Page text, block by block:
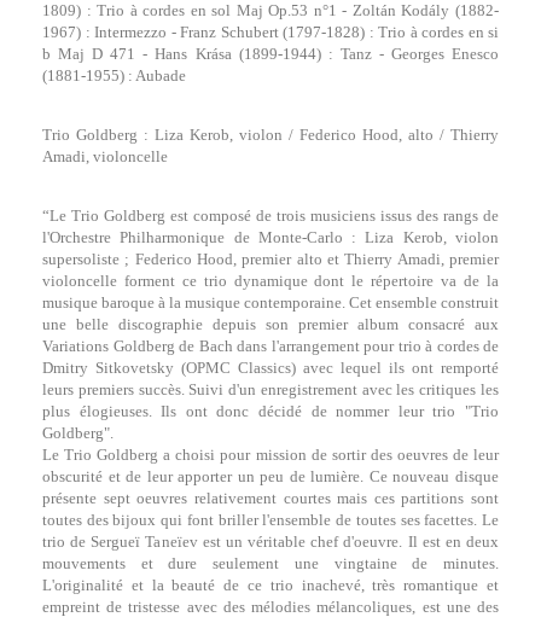
1809) : Trio à cordes en sol Maj Op.53 n°1 - Zoltán Kodály (1882-
1967) : Intermezzo - Franz Schubert (1797-1828) : Trio à cordes en si
b Maj D 471 - Hans Krása (1899-1944) : Tanz - Georges Enesco
(1881-1955) : Aubade
Trio Goldberg : Liza Kerob, violon / Federico Hood, alto / Thierry
Amadi, violoncelle
“Le Trio Goldberg est composé de trois musiciens issus des rangs de
l'Orchestre Philharmonique de Monte-Carlo : Liza Kerob, violon
supersoliste ; Federico Hood, premier alto et Thierry Amadi, premier
violoncelle forment ce trio dynamique dont le répertoire va de la
musique baroque à la musique contemporaine. Cet ensemble construit
une belle discographie depuis son premier album consacré aux
Variations Goldberg de Bach dans l'arrangement pour trio à cordes de
Dmitry Sitkovetsky (OPMC Classics) avec lequel ils ont remporté
leurs premiers succès. Suivi d'un enregistrement avec les critiques les
plus élogieuses. Ils ont donc décidé de nommer leur trio "Trio
Goldberg".
Le Trio Goldberg a choisi pour mission de sortir des oeuvres de leur
obscurité et de leur apporter un peu de lumière. Ce nouveau disque
présente sept oeuvres relativement courtes mais ces partitions sont
toutes des bijoux qui font briller l'ensemble de toutes ses facettes. Le
trio de Sergueï Taneïev est un véritable chef d'oeuvre. Il est en deux
mouvements et dure seulement une vingtaine de minutes.
L'originalité et la beauté de ce trio inachevé, très romantique et
empreint de tristesse avec des mélodies mélancoliques, est une des